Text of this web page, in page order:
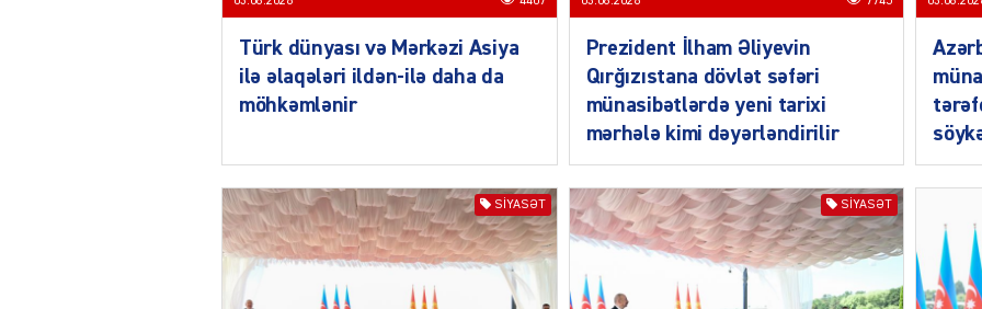
Türk dünyası və Mərkəzi Asiya
ilə əlaqələri ildən-ilə daha da
möhkəmlənir
Prezident İlham Əliyevin
Qırğızıstana dövlət səfəri
münasibətlərdə yeni tarixi
mərhələ kimi dəyərləndirilir
SIYASƏT SIYASƏT